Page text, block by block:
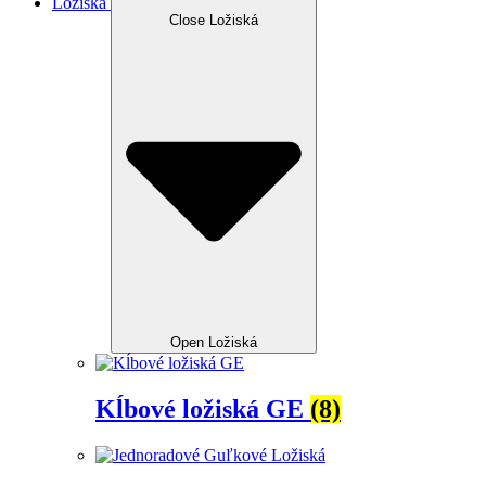
Close Ložiská
Open Ložiská
Kĺbové ložiská GE (8)